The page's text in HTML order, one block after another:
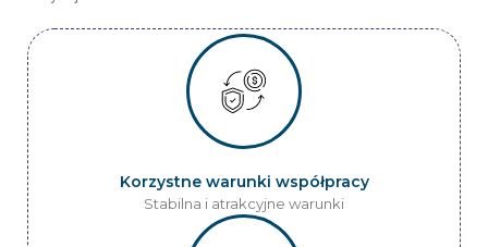
Korzystne warunki współpracy
Stabilna i atrakcyjne warunki